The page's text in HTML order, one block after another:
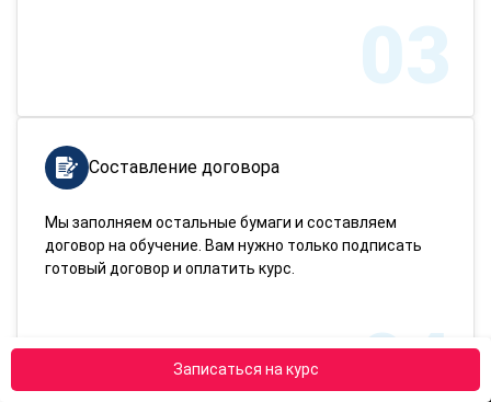
Записаться на курс
03
Составление договора
Мы заполняем остальные бумаги и составляем
договор на обучение. Вам нужно только подписать
готовый договор и оплатить курс.
04